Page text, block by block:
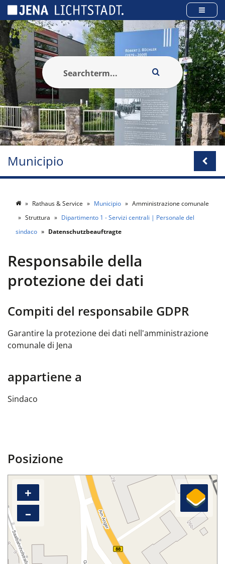
Municipio
Rathaus & Service Municipio
Amministrazione comunale
Struttura
Dipartimento 1 - Servizi centrali | Personale del
sindaco
Datenschutzbeauftragte
Responsabile della
protezione dei dati
Compiti del responsabile GDPR
Garantire la protezione dei dati nell'amministrazione
comunale di Jena
appartiene a
Sindaco
Posizione
+
–
Pannello di gestione dei cookies